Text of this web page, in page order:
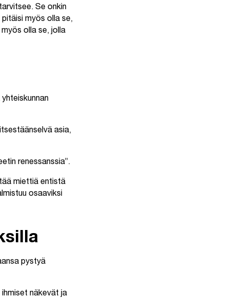
Se onkin
myös olla se,
olla se, jolla
asia,
renessanssia”.
miettiä entistä
osaaviksi
pystyä
näkevät ja